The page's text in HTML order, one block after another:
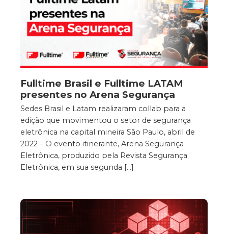
Fulltime Brasil e Fulltime LATAM
presentes no Arena Segurança
Sedes Brasil e Latam realizaram collab para a
edição que movimentou o setor de segurança
eletrônica na capital mineira São Paulo, abril de
2022 – O evento itinerante, Arena Segurança
Eletrônica, produzido pela Revista Segurança
Eletrônica, em sua segunda […]